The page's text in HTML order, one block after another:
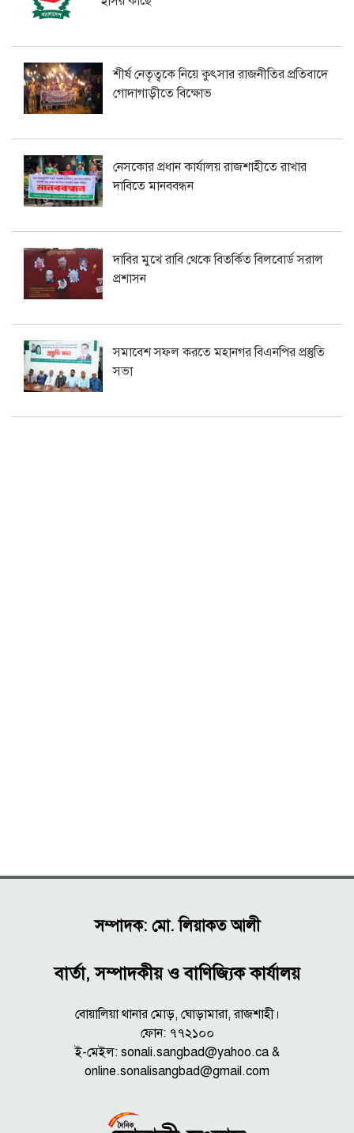
শীর্ষ নেতৃত্বকে নিয়ে কুৎসার রাজনীতির প্রতিবাদে
গোদাগাড়ীতে বিক্ষোভ
নেসকোর প্রধান কার্যালয় রাজশাহীতে রাখার
দাবিতে মানববন্ধন
দাবির মুখে রাবি থেকে বিতর্কিত বিলবোর্ড সরাল
প্রশাসন
সমাবেশ সফল করতে মহানগর বিএনপির প্রস্তুতি
সভা
সম্পাদক: মো. লিয়াকত আলী
বার্তা, সম্পাদকীয় ও বাণিজ্যিক কার্যালয়
বোয়ালিয়া থানার মোড়, ঘোড়ামারা, রাজশাহী।
ফোন: ৭৭২১০০
ই-মেইল: sonali.sangbad@yahoo.ca &
online.sonalisangbad@gmail.com